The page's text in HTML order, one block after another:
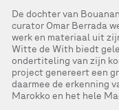
De dochter van
curator Omar Berrada
werk en materiaal uit
Witte de With biedt
ondertiteling van zijn
project genereert een
daarmee de erkenning
Marokko en het hele